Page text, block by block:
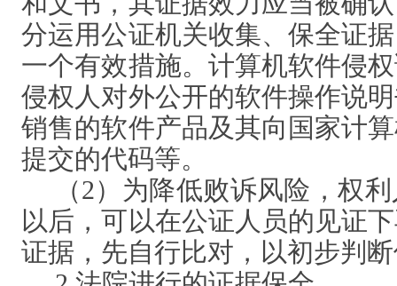
分运用公证机关收集、保全证
一个有效措施。计算机软件侵
侵权人对外公开的软件操作说
销售的软件产品及其向国家计
提交的代码等。
（2）为降低败诉风险，权
以后，可以在公证人员的见证
证据，先自行比对，以初步判